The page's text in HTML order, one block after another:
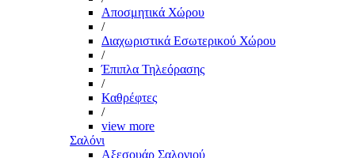
Αποσμητικά Χώρου
/
Διαχωριστικά Εσωτερικού Χώρου
/
Έπιπλα Τηλεόρασης
/
Καθρέφτες
/
view more
Σαλόνι
Αξεσουάρ Σαλονιού